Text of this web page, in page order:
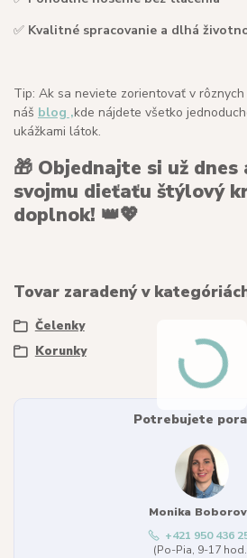
✅ Kvalitné spracovanie a dlhá
Tip: Ak sa neviete zorientovať v
náš blog ,kde nájdete všetko
ukážkami látok.
🎁 Objednajte si už
svojmu dieťaťu štýlový
doplnok! 👑💖
Tovar zaradený v
Čelenky
Korunky
Potrebujete
Monika
+421 950 436
(Po-Pia, 9-17